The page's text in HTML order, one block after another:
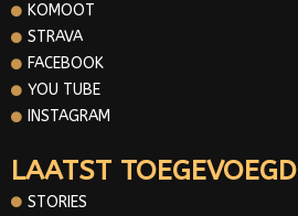
KOMOOT
STRAVA
FACEBOOK
YOU TUBE
INSTAGRAM
LAATST TOEGEVOEGD
STORIES